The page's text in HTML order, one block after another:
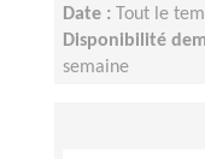
Date :
Tout le
Disponibilité
semaine